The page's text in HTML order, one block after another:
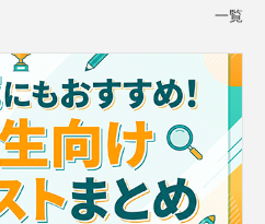
一覧